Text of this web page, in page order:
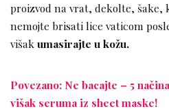
proizvod na vrat, dekolte, šake,
nemojte brisati lice vaticom
višakumasirajte u kožu.
Povezano: Ne bacajte – 5
višak seruma iz sheet maske!